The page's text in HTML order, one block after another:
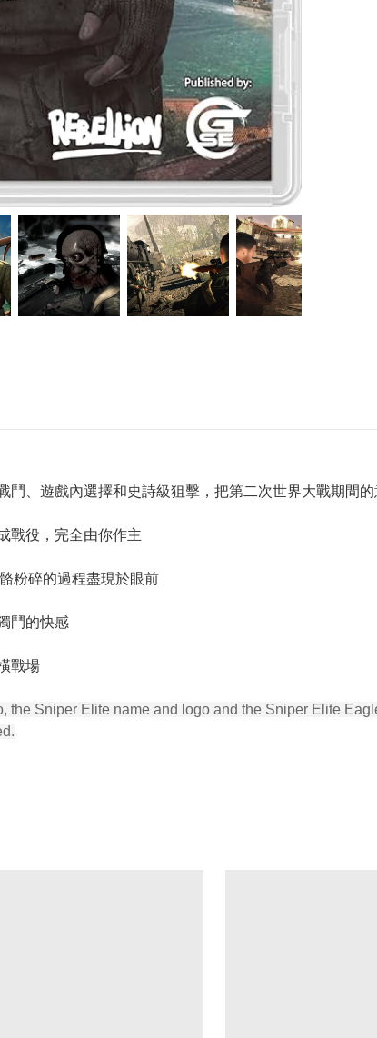
、遊戲內選擇和史詩級狙擊，把第二次世界大戰期間
戰役，完全由你作主
粉碎的過程盡現於眼前
鬥的快感
戰場
Sniper Elite name and logo and the Sniper Elite